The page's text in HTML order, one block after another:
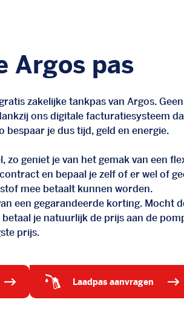
Argos pas
zakelijke tankpas van Argos. Geen
ons digitale facturatiesysteem
je dus tijd, geld en energie.
zo geniet je van het gemak van een
en bepaal je zelf of er wel of
mee betaalt kunnen worden.
een gegarandeerde korting. Mocht
je natuurlijk de prijs aan de
prijs.
laadpas aanvragen